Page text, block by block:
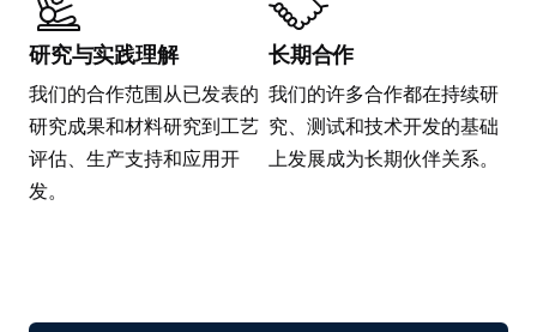
研究与实践理解
我们的合作范围从已发表的
研究成果和材料研究到工艺
评估、生产支持和应用开
发。
长期合作
我们的许多合作都在持续研
究、测试和技术开发的基础
上发展成为长期伙伴关系。